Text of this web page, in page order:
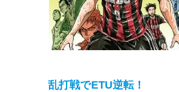
乱打戦でETU逆転！